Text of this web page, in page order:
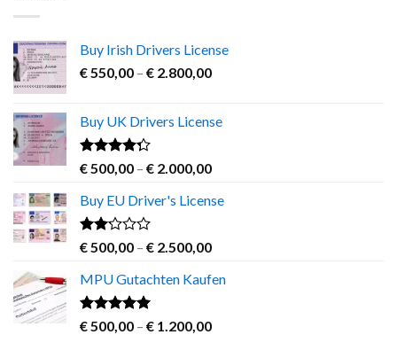
be
chosen
product
page
Buy Irish Drivers License
€550,00 – € 2.800,00Price
through
Buy UK Drivers License
Rated
out
of 5
€500,00 – € 2.000,00Price
€ 500,00
€ 2.000,00
Buy EU Driver's License
Rated
out
of 5
€500,00 – € 2.500,00Price
€ 500,00
€ 2.500,00
MPU Gutachten Kaufen
Rated5.00
out of 5
€500,00 – € 1.200,00Price